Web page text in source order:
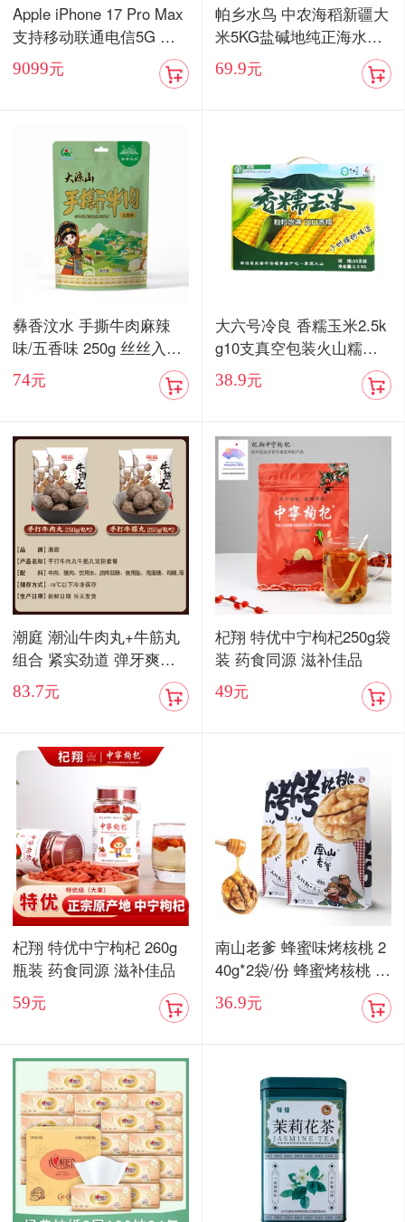
Apple iPhone 17 Pro Max
支持移动联通电信5G 双
卡双待手机【现货发售】
9099元
帕乡水鸟 中农海稻新疆大
米5KG盐碱地纯正海水稻
当季新米
69.9元
彝香汶水 手撕牛肉麻辣
味/五香味 250g 丝丝入味
入口化渣
74元
大六号冷良 香糯玉米2.5k
g10支真空包装火山糯玉
米
38.9元
潮庭 潮汕牛肉丸+牛筋丸
组合 紧实劲道 弹牙爽口
顺丰包邮
83.7元
杞翔 特优中宁枸杞250g袋
装 药食同源 滋补佳品
49元
杞翔 特优中宁枸杞 260g
瓶装 药食同源 滋补佳品
59元
南山老爹 蜂蜜味烤核桃 2
40g*2袋/份 蜂蜜烤核桃 酥
脆香甜
36.9元